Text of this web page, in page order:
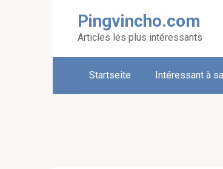
Pingvincho.com
Articles les plus intéressants
Startseite Intéressant à